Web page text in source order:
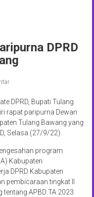
DPRD
DPRD, Bupati Tulang
rapat paripurna Dewan
Tulang Bawang yang
Selasa (27/9/22).
program
Kabupaten
DPRD Kabupaten
pembicaraan tingkat II
APBD TA 2023.